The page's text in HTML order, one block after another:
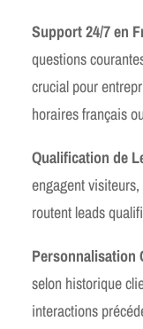
Support 24/7 en
questions
crucial pour
horaires français
Qualification de
engagent
routent leads
Personnalisation
selon historique
interactions